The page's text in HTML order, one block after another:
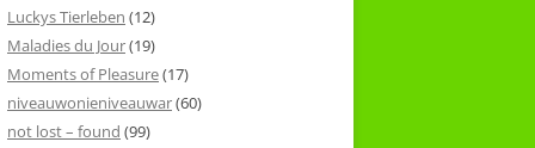
Luckys Tierleben (12)
Maladies du Jour(19)
Moments of Pleasure(17)
niveauwonieniveauwar(60)
not lost – found (99)